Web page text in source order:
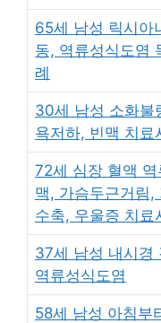
65세 남성 릭시아
동, 역류성식도염
례
30세 남성 소화불
욕저하, 빈맥 치료
72세 심장 혈액
맥, 가슴두근거림,
수축, 우울증 치료
37세 남성 내시경
역류성식도염
58세 남성 아침부